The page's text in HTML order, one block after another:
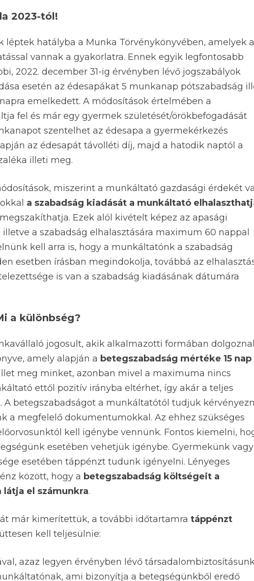
2023-tól!
léptek hatályba a Munka Törvénykönyvében, amelyek a
vannak a gyakorlatra. Ennek egyik legfontosabb
2022. december 31-ig érvényben lévő jogszabályok
esetén az édesapákat 5 munkanap pótszabadság
emelkedett. A módosítások értelmében a
fel és már egy gyermek születését/örökbefogadását
szentelhet az édesapa a gyermekérkezés
az édesapát távolléti díj, majd a hatodik naptól a
illeti meg.
miszerint a munkáltató gazdasági érdekét
a szabadság kiadását a munkáltató
Ezek alól kivételt képez az apasági
a szabadság elhalasztására maximum 60 nappal
kell arra is, hogy a munkáltatónk a szabadság
esetben írásban megindokolja, továbbá az
is van a szabadság kiadásának dátumára
a különbség?
jogosult, akik alkalmazotti formában
amely alapján a betegszabadság mértéke 15 nap
meg minket, azonban mivel a maximuma nincs
ettől pozitív irányba eltérhet, így akár a teljes
A betegszabadságot a munkáltatótól tudjuk
a megfelelő dokumentumokkal. Az ehhez szükséges
kell igénybe vennünk. Fontos kiemelni,
esetében vehetjük igénybe. Gyermekünk vagy
esetében táppénzt tudunk igényelni. Lényeges
között, hogy a betegszabadság költségeit a
el számunkra.
már kimerítettük, a további időtartamra táppénzt
kell teljesülnie:
azaz legyen érvényben lévő
ami bizonyítja a betegségünkből eredő